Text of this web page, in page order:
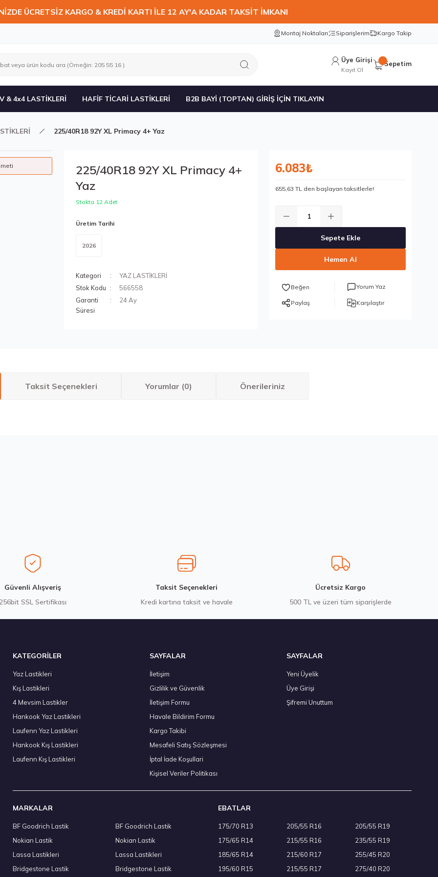
ÜCRETSİZ KARGO & KREDİ KARTI İLE 12 AY'A KADAR TAKSİT İMKANI
Montaj Noktaları Siparişlerim Kargo Takip
Üye Girişi
Kayıt Ol
Sepetim
& 4x4 LASTİKLERİ HAFİF TİCARİ LASTİKLERİ B2B BAYİ (TOPTAN) GİRİŞ İÇİN TIKLAYIN
225/40R18 92Y XL Primacy 4+ Yaz
225/40R18 92Y XL Primacy 4+
Yaz
Stokta 12 Adet
Üretim Tarihi
2026
Kategori
YAZ LASTİKLERİ
Stok Kodu
566558
Garanti
Süresi
24 Ay
6.083₺
655,63 TL den başlayan taksitlerle!
Sepete Ekle
Hemen Al
Yorum Yaz
Paylaş Karşılaştır
Taksit Seçenekleri Yorumlar (0) Önerileriniz
Sava 205/55R16 91V Intensa HP 2 Yaz 2026
3.382,50 ₺
Hankook 225/55 R16 95W Ventus Prime 4 K135 Yaz 2026
7.338,10 ₺
Goodyear 225/55 R17 101Y XL Eagle Sport 2 UHP FP Yaz 2026
6.490,00 ₺
Stokta 7 Adet
5.449,95 ₺
Güvenli Alışveriş
SSL Sertifikası
Taksit Seçenekleri
Kredi kartına taksit ve havale
Ücretsiz Kargo
500 TL ve üzeri tüm siparişlerde
KATEGORİLER
Yaz Lastikleri
Kış Lastikleri
4 Mevsim Lastikler
Hankook Yaz Lastikleri
Laufenn Yaz Lastikleri
Hankook Kış Lastikleri
Laufenn Kış Lastikleri
SAYFALAR
İletişim
Gizlilik ve Güvenlik
İletişim Formu
Havale Bildirim Formu
Kargo Takibi
Mesafeli Satış Sözleşmesi
İptal İade Koşullari
Kişisel Veriler Politikası
SAYFALAR
Yeni Üyelik
Üye Girişi
Şifremi Unuttum
MARKALAR
BF Goodrich Lastik
Nokian Lastik
Lassa Lastikleri
Bridgestone Lastik
BF Goodrich Lastik
Nokian Lastik
Lassa Lastikleri
Bridgestone Lastik
EBATLAR
175/70 R13
175/65 R14
185/65 R14
195/60 R15
205/55 R16
215/55 R16
215/60 R17
215/55 R17
205/55 R19
235/55 R19
255/45 R20
275/40 R20